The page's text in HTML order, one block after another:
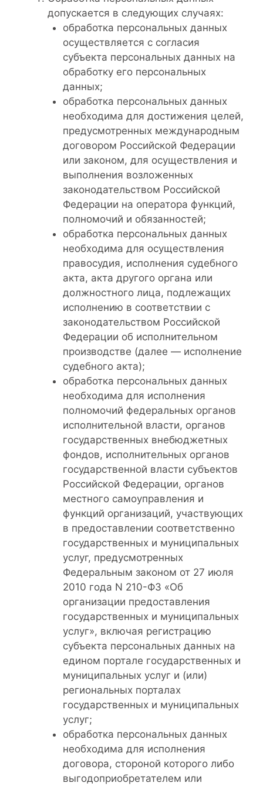
допускается в следующих случаях:
обработка персональных данных
осуществляется с согласия
субъекта персональных данных на
обработку его персональных
данных;
обработка персональных данных
необходима для достижения целей,
предусмотренных международным
договором Российской Федерации
или законом, для осуществления и
выполнения возложенных
законодательством Российской
Федерации на оператора функций,
полномочий и обязанностей;
обработка персональных данных
необходима для осуществления
правосудия, исполнения судебного
акта, акта другого органа или
должностного лица, подлежащих
исполнению в соответствии с
законодательством Российской
Федерации об исполнительном
производстве (далее — исполнение
судебного акта);
обработка персональных данных
необходима для исполнения
полномочий федеральных органов
исполнительной власти, органов
государственных внебюджетных
фондов, исполнительных органов
государственной власти субъектов
Российской Федерации, органов
местного самоуправления и
функций организаций, участвующих
в предоставлении соответственно
государственных и муниципальных
услуг, предусмотренных
Федеральным законом от 27 июля
2010 года N 210-ФЗ «Об
организации предоставления
государственных и муниципальных
услуг», включая регистрацию
субъекта персональных данных на
едином портале государственных и
муниципальных услуг и (или)
региональных порталах
государственных и муниципальных
услуг;
обработка персональных данных
необходима для исполнения
договора, стороной которого либо
выгодоприобретателем или